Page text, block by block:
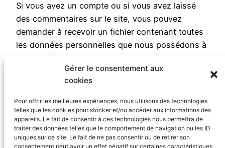
Gérer le consentement aux
cookies
Pour offrir les meilleures expériences, nous utilisons des technologies
telles que les cookies pour stocker et/ou accéder aux informations des
appareils. Le fait de consentir à ces technologies nous permettra de
traiter des données telles que le comportement de navigation ou les ID
uniques sur ce site. Le fait de ne pas consentir ou de retirer son
consentement peut avoir un effet négatif sur certaines caractéristiques
Si vous avez un compte ou si vous avez laissé
des commentaires sur le site, vous pouvez
demander à recevoir un fichier contenant toutes
les données personnelles que nous possédons à
votre sujet, incluant celles que vous nous avez
fournies. Vous pouvez également demander la
suppression des données personnelles vous
concernant. Cela ne prend pas en compte les
données stockées à des fins administratives,
légales ou pour des raisons de sécurité.